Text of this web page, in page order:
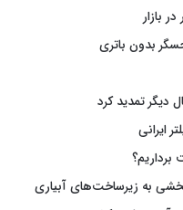
بازار
بدون باتری
به زیرساخت‌های آبیاری